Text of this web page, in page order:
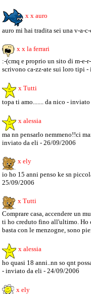
x x auro
auro mi hai tradita sei una v-a-
x x la ferrari
:-(cmq e proprio un sito di m-e-
scrivono ca-zz-ate sui loro tipi
x Tutti
topa ti amo....... da nico -
x alessia
ma nn pensarlo nemmeno!!ci
inviato da eli - 26/09/2006
x ely
io ho 15 anni penso ke sn
25/09/2006
x Tutti
Comprare casa, accendere un
ti ho creduto fino all'ultimo. Ho
basta con le menzogne, sono
x alessia
ho quasi 18 anni..nn so qnt
- inviato da eli - 24/09/2006
x ely